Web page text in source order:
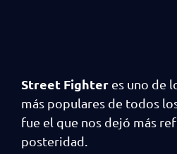
Street Fighter es uno de
más populares de todos
fue el que nos dejó más
posteridad.